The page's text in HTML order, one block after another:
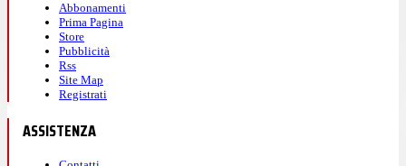
Abbonamenti
Prima Pagina
Store
Pubblicità
Rss
Site Map
Registrati
ASSISTENZA